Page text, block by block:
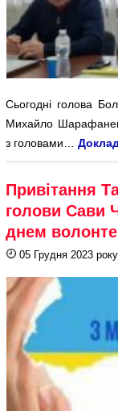
Сьогодні голова
Михайло
з головами…
Привітання
голови Сави
днем
05 Грудня 2023 року